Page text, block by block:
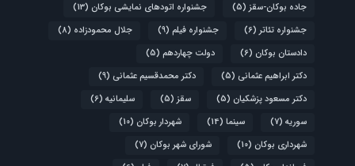
جاده بوکان-سقز (5) جشنواره اتودهای نمایشی بوکان (13)
جشنواره تئاتر (6) جشنواره فیلم (9) جلال محمودزاده (8)
دادستان بوکان (6) دولت چهاردهم (5)
دکتر ابراهیم عثمانی (5) دکتر محمدقسیم عثمانی (9)
دکتر مسعود پزشکیان (5) سقز (5) سلیمانیه (6)
سوریه (7) سینما (14) شهردار بوکان (10)
شهرداری بوکان (10) شورای شهر بوکان (7)